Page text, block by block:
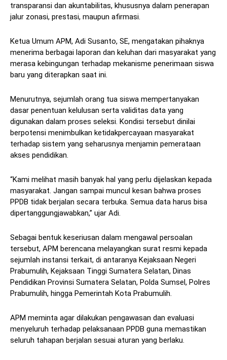
transparansi dan akuntabilitas, khususnya dalam penerapan
jalur zonasi, prestasi, maupun afirmasi.
Ketua Umum APM, Adi Susanto, SE, mengatakan pihaknya
menerima berbagai laporan dan keluhan dari masyarakat yang
merasa kebingungan terhadap mekanisme penerimaan siswa
baru yang diterapkan saat ini.
Menurutnya, sejumlah orang tua siswa mempertanyakan
dasar penentuan kelulusan serta validitas data yang
digunakan dalam proses seleksi. Kondisi tersebut dinilai
berpotensi menimbulkan ketidakpercayaan masyarakat
terhadap sistem yang seharusnya menjamin pemerataan
akses pendidikan.
“Kami melihat masih banyak hal yang perlu dijelaskan kepada
masyarakat. Jangan sampai muncul kesan bahwa proses
PPDB tidak berjalan secara terbuka. Semua data harus bisa
dipertanggungjawabkan,” ujar Adi.
Sebagai bentuk keseriusan dalam mengawal persoalan
tersebut, APM berencana melayangkan surat resmi kepada
sejumlah instansi terkait, di antaranya Kejaksaan Negeri
Prabumulih, Kejaksaan Tinggi Sumatera Selatan, Dinas
Pendidikan Provinsi Sumatera Selatan, Polda Sumsel, Polres
Prabumulih, hingga Pemerintah Kota Prabumulih.
APM meminta agar dilakukan pengawasan dan evaluasi
menyeluruh terhadap pelaksanaan PPDB guna memastikan
seluruh tahapan berjalan sesuai aturan yang berlaku.